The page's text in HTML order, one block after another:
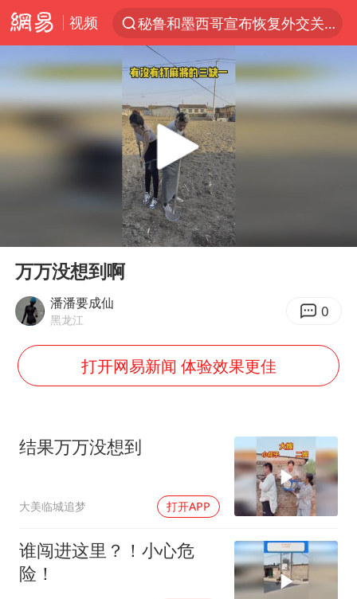
视频
秘鲁和墨西哥宣布恢复外交关系
泉州市委书记张毅恭被查
沙特土耳其巴基斯坦签署共同防务协议
老中医：立秋后养心是关键
中医教你一招提升气血
欧阳娜娜窦靖童好搭
国防部：坚决反制任何闹海挑衅图谋
“新疆阿勒泰八月能滑雪”不实
胡彦斌韩磊 谁帮谁
夯实基础开新局
Play
万万没想到啊
潘潘要成仙
黑龙江 0
打开网易新闻 体验效果更佳
结果万万没想到
大美临城追梦 打开APP
谁闯进这里？！小心危
险！